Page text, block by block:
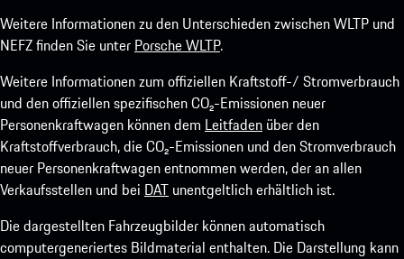
Weitere Informationen zu den Unterschieden zwischen WLTP und
NEFZ finden Sie unter Porsche WLTP.
Weitere Informationen zum offiziellen Kraftstoff-/ Stromverbrauch
und den offiziellen spezifischen CO₂-Emissionen neuer
Personenkraftwagen können dem Leitfaden über den
Kraftstoffverbrauch, die CO₂-Emissionen und den Stromverbrauch
neuer Personenkraftwagen entnommen werden, der an allen
Verkaufsstellen und bei DAT unentgeltlich erhältlich ist.
Die dargestellten Fahrzeugbilder können automatisch
computergeneriertes Bildmaterial enthalten. Die Darstellung kann